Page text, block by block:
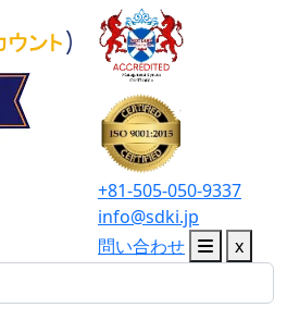
+81-505-050-9337
info@sdki.jp
問い合わせ
x